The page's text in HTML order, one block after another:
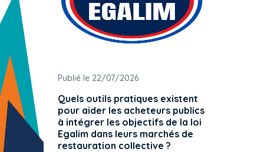
Publié le 22/07/2026
Quels outils pratiques existent
pour aider les acheteurs publics
à intégrer les objectifs de la loi
Egalim dans leurs marchés de
restauration collective ?